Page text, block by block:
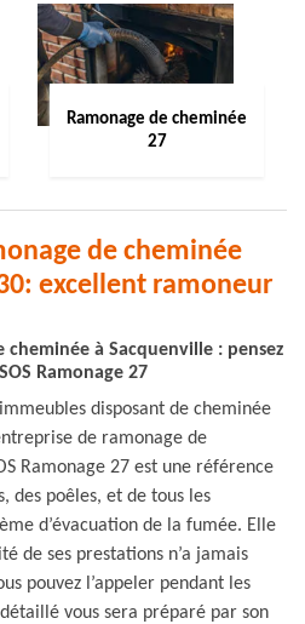
Ramonage de cheminée
27
de cheminée
excellent ramoneur
cheminée à Sacquenville : pensez
Ramonage 27
disposant de cheminée
de ramonage de
Ramonage 27 est une référence
des poêles, et de tous les
d’évacuation de la fumée. Elle
de ses prestations n’a jamais
pouvez l’appeler pendant les
vous sera préparé par son